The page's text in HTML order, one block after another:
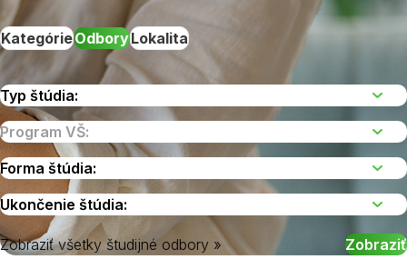
KategórieOdboryLokalita
Zobraziť všetky študijné odbory »